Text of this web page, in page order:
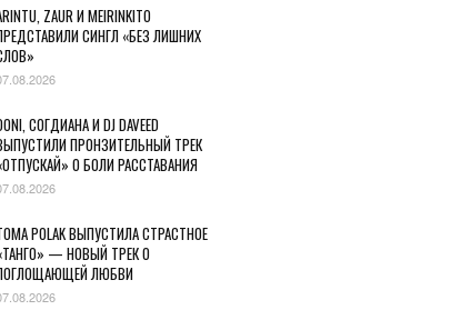
ZAUR И MEIRINKITO
СИНГЛ «БЕЗ ЛИШНИХ
СОГДИАНА И DJ DAVEED
ПРОНЗИТЕЛЬНЫЙ ТРЕК
О БОЛИ РАССТАВАНИЯ
POLAK ВЫПУСТИЛА СТРАСТНОЕ
— НОВЫЙ ТРЕК О
ЛЮБВИ